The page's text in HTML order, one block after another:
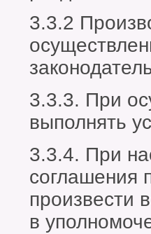
3.3.2
3.3.3. При
выполнять
3.3.4. При
соглашения
произвести
в